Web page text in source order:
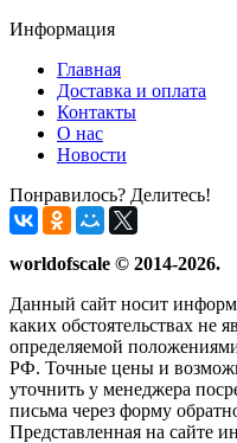
Информация
Главная
Доставка и оплата
Контакты
О нас
Новости
Понравилось? Делитесь!
worldofscale © 2014-2026.
Данный сайт носит
каких обстоятельствах не
определяемой
РФ. Точные цены и
уточнить у менеджера
письма через форму
Представленная на сайте